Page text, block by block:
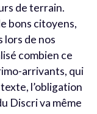
de terrain.
bons citoyens,
lors de nos
combien ce
arrivants, qui
l’obligation
Discri va même